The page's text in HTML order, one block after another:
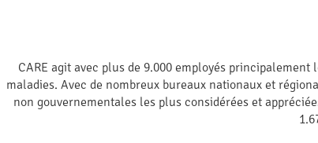
CARE agit avec plus de 9.000 employés
maladies. Avec de nombreux bureaux nationaux et
non gouvernementales les plus considérées et